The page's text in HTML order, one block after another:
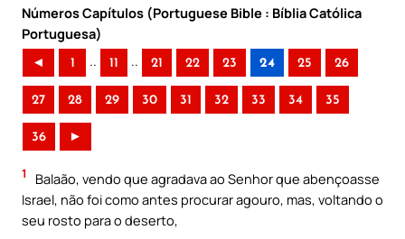
Números Capítulos (Portuguese Bible : Bíblia Católica
Portuguesa)
◄ 1 .. 11 .. 21 22 23 24 25 26
27 28 29 30 31 32 33 34 35
36 ►
1
Balaão, vendo que agradava ao Senhor que abençoasse
Israel, não foi como antes procurar agouro, mas, voltando o
seu rosto para o deserto,